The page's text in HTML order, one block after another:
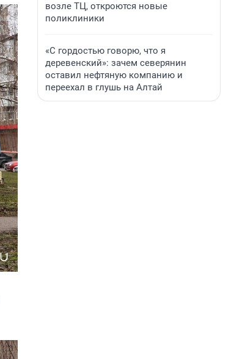
возле ТЦ, откроются новые
поликлиники
«С гордостью говорю, что я
деревенский»: зачем северянин
оставил нефтяную компанию и
переехал в глушь на Алтай